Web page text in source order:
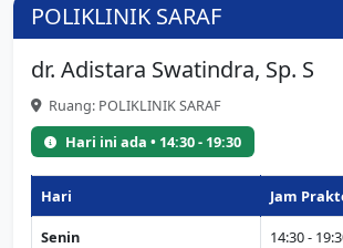
POLIKLINIK SARAF
dr. Adistara Swatindra, Sp. S
Ruang: POLIKLINIK SARAF
Hari ini ada • 14:30 - 19:30
Hari Jam
Senin 14:30 -